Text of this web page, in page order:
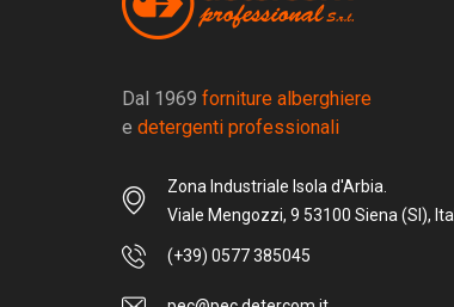
Dal 1969 forniture alberghiere
e detergenti professionali
Zona Industriale Isola d'Arbia.
Viale Mengozzi, 9 53100 Siena (SI),
(+39) 0577 385045